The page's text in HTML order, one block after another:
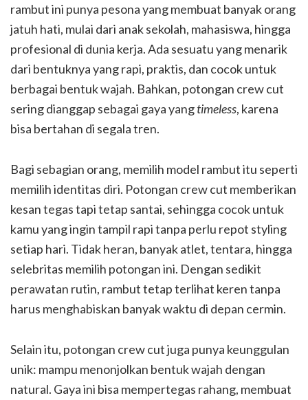
rambut ini punya pesona yang membuat banyak orang
jatuh hati, mulai dari anak sekolah, mahasiswa, hingga
profesional di dunia kerja. Ada sesuatu yang menarik
dari bentuknya yang rapi, praktis, dan cocok untuk
berbagai bentuk wajah. Bahkan, potongan crew cut
sering dianggap sebagai gaya yangtimeless, karena
bisa bertahan di segala tren.
Bagi sebagian orang, memilih model rambut itu seperti
memilih identitas diri. Potongan crew cut memberikan
kesan tegas tapi tetap santai, sehingga cocok untuk
kamu yang ingin tampil rapi tanpa perlu repot styling
setiap hari. Tidak heran, banyak atlet, tentara, hingga
selebritas memilih potongan ini. Dengan sedikit
perawatan rutin, rambut tetap terlihat keren tanpa
harus menghabiskan banyak waktu di depan cermin.
Selain itu, potongan crew cut juga punya keunggulan
unik: mampu menonjolkan bentuk wajah dengan
natural. Gaya ini bisa mempertegas rahang, membuat